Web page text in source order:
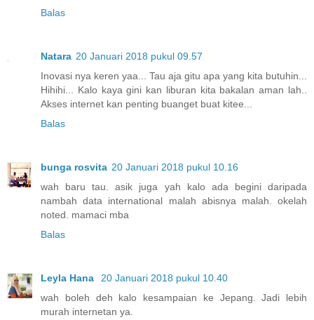
Balas
Natara 20 Januari 2018 pukul 09.57
Inovasi nya keren yaa... Tau aja gitu apa yang kita butuhin...
Hihihi... Kalo kaya gini kan liburan kita bakalan aman lah..
Akses internet kan penting buanget buat kitee...
Balas
bunga rosvita 20 Januari 2018 pukul 10.16
wah baru tau. asik juga yah kalo ada begini daripada
nambah data international malah abisnya malah. okelah
noted. mamaci mba
Balas
Leyla Hana
20 Januari 2018 pukul 10.40
wah boleh deh kalo kesampaian ke Jepang. Jadi lebih
murah internetan ya.